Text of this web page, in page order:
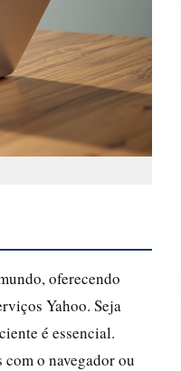
oferecendo
Yahoo. Seja
é essencial.
o navegador ou